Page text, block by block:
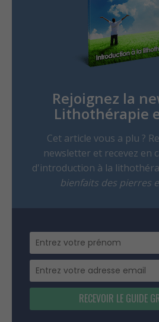
Rejoignez la
Lithothérapie
Cet article vous a plu ?
newsletter et recevez en
d'introduction à la
bienfaits des pierres
RECEVOIR LE GUIDE